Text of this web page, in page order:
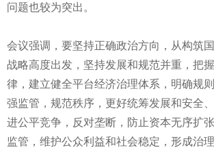
问题也较为突出。
会议强调，要坚持正确政治方向，从构筑
战略高度出发，坚持发展和规范并重，把
律，建立健全平台经济治理体系，明确规
强监管，规范秩序，更好统筹发展和安全
进公平竞争，反对垄断，防止资本无序扩
监管，维护公众利益和社会稳定，形成治